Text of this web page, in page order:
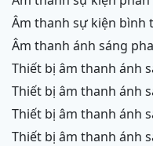
âm thanh sự kiện
âm thanh ánh sáng phan thiết,phang rang,ninh
chữ,vĩnh hy,cam ranh
thiết bị âm thanh ánh sáng giá rẻ phan thiết,phang
rang,ninh chữ,vĩnh hy,
thiết bị âm thanh ánh sáng giá rẻ bình thuận,ninh
thuận
thiết bị âm thanh ánh sáng phan thiết,phang
rang,ninh chữ,vĩnh
thiết bị âm thanh ánh